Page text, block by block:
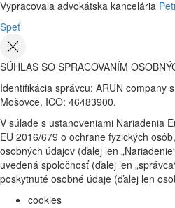
Vypracovala advokátska kancelária
Speť
SÚHLAS SO SPRACOVANÍM
Identifikácia správcu: ARUN company
Mošovce, IČO: 46483900.
V súlade s ustanoveniami Nariadenia
EU 2016/679 o ochrane fyzických
osobných údajov (ďalej len
uvedená spoločnosť (ďalej len
poskytnuté osobné údaje (ďalej len
cookies